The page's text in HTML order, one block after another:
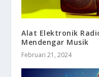
Alat Elektronik
Mendengar Musik
Februari 21, 2024